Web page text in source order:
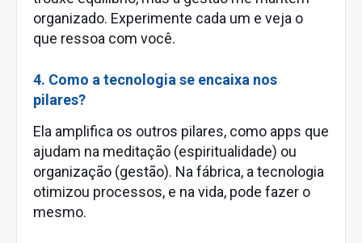
organizado. Experimente cada um e veja o
que ressoa com você.
4. Como a tecnologia se encaixa nos
pilares?
Ela amplifica os outros pilares, como apps que
ajudam na meditação (espiritualidade) ou
organização (gestão). Na fábrica, a tecnologia
otimizou processos, e na vida, pode fazer o
mesmo.